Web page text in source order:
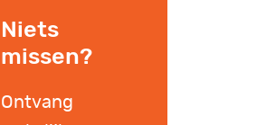
Niets
missen?
Ontvang